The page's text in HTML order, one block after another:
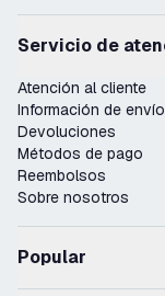
Servicio de
Atención al cliente
Información de envío
Devoluciones
Métodos de pago
Reembolsos
Sobre nosotros
Popular